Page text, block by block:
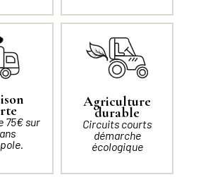
75€ sur
Agriculture
durable
Circuits courts
démarche
écologique